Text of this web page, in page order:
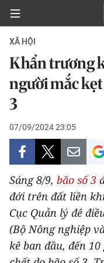
CHÍNH TRỊ
KINH TẾ
VĂN HÓA
XÃ HỘI
PHÁP LUẬT
DU LỊCH
THẾ GIỚI
XÃ HỘI
Khẩn trương
người mắc
3
07/09/2024 23:05
Sáng 8/9, bão số 3
đới trên đất liền
Cục Quản lý đê
(Bộ Nông nghiệp
kê ban đầu, đến